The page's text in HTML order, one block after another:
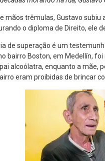
mãos trêmulas, Gustavo
o diploma de Direito, ele
de superação é um
bairro Boston, em Medellín,
alcoólatra, enquanto a mãe,
eram proibidas de brincar